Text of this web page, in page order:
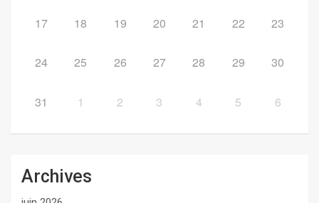
17 18 19 20 21 22 23
24 25 26 27 28 29 30
31 1 2 3 4 5 6
Archives